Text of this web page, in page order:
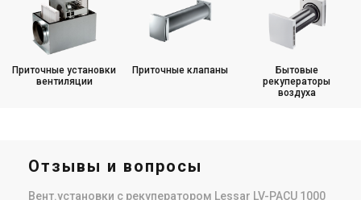
Приточные установки
вентиляции
Приточные клапаны
Бытовые
рекуператоры
воздуха
Отзывы и вопросы
Вент.установки с рекуператором Lessar LV-PACU 1000